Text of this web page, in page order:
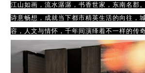
江山如画，流水潺潺，书香世家，东南名郡
诗意畅想，成就当下都市精英生活的向往，
容，人文与情怀，千年间演绎着不一样的传奇